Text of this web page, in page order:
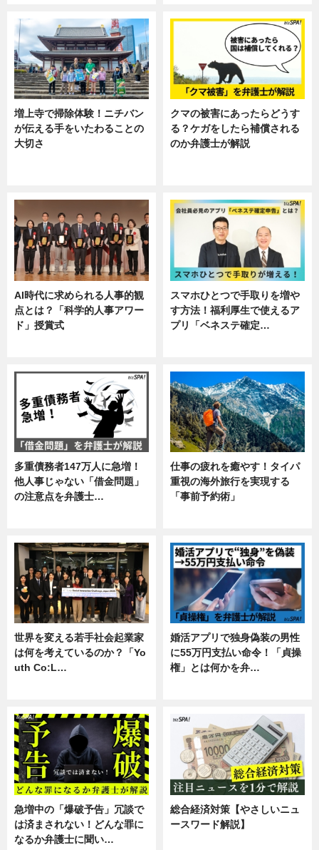
増上寺で掃除体験！ニチバン
が伝える手をいたわることの
大切さ
クマの被害にあったらどうす
る？ケガをしたら補償される
のか弁護士が解説
AI時代に求められる人事的観
点とは？「科学的人事アワー
ド」授賞式
スマホひとつで手取りを増や
す方法！福利厚生で使えるア
プリ「ベネステ確定…
多重債務者147万人に急増！
他人事じゃない「借金問題」
の注意点を弁護士…
仕事の疲れを癒やす！タイパ
重視の海外旅行を実現する
「事前予約術」
世界を変える若手社会起業家
は何を考えているのか？「Yo
uth Co:L…
婚活アプリで独身偽装の男性
に55万円支払い命令！「貞操
権」とは何かを弁…
急増中の「爆破予告」冗談で
は済まされない！どんな罪に
なるか弁護士に聞い…
総合経済対策【やさしいニュ
ースワード解説】